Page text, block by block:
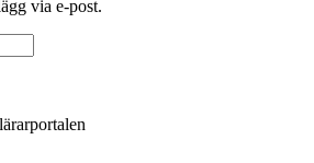
via e-post.